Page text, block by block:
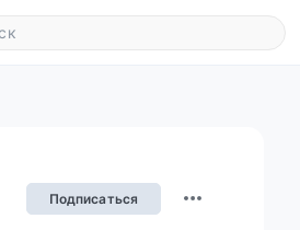
Подписаться